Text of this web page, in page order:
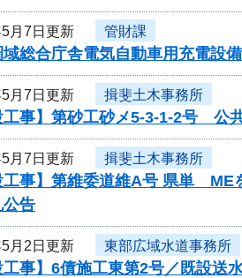
月7日更新 管財課
総合庁舎電気自動車用充電設
月7日更新 揖斐土木事務所
工事】第砂工砂メ5-3-1-2号 公
月7日更新 揖斐土木事務所
工事】第維委道維A号 県単 ME
公告
月2日更新 東部広域水道事務所
工事】6債施工東第2号／既設